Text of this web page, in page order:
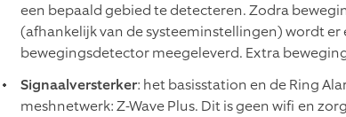
een bepaald gebied te detecteren. Zodra
(afhankelijk van de systeeminstellingen) wordt
bewegingsdetector meegeleverd. Extra
Signaalversterker: het basisstation en de Ring
meshnetwerk: Z-Wave Plus. Dit is geen wifi en